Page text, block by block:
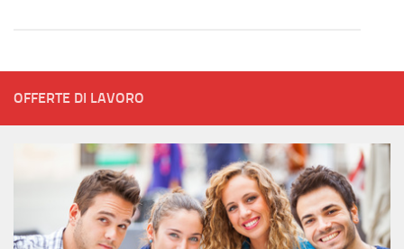
OFFERTE DI LAVORO